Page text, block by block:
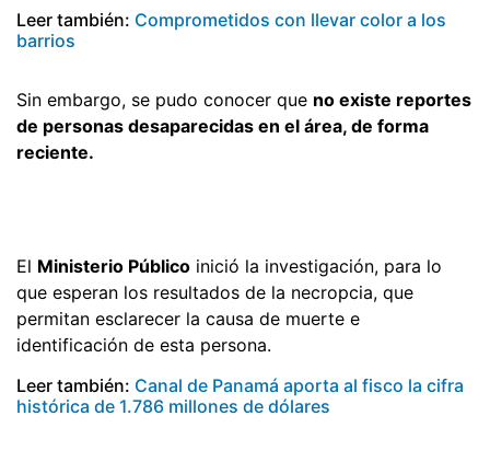
Leer también: Comprometidos con llevar color a los
barrios
Sin embargo, se pudo conocer que no existe reportes
de personas desaparecidas en el área, de forma
reciente.
El Ministerio Público inició la investigación, para lo
que esperan los resultados de la necropcia, que
permitan esclarecer la causa de muerte e
identificación de esta persona.
Leer también: Canal de Panamá aporta al fisco la cifra
histórica de 1.786 millones de dólares